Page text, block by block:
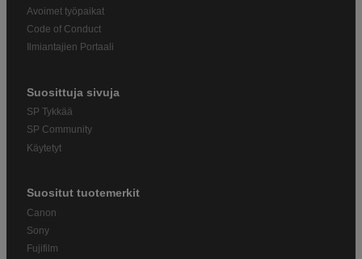
Avoimet työpaikat
Code of Conduct
Ilmiantajien Portaali
Suosittuja sivuja
SP Tykkää
SP Community
Käytetyt
Suositut tuotemerkit
Canon
Sony
Fujifilm